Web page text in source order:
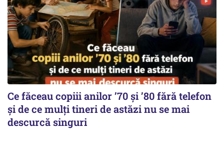
Ce făceau copiii anilor ’70 și ’80 fără telefon
și de ce mulți tineri de astăzi nu se mai
descurcă singuri